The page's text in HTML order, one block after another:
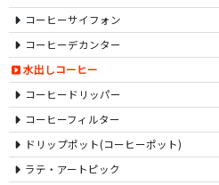
コーヒーサイフォン
コーヒーデカンター
水出しコーヒー
コーヒードリッパー
コーヒーフィルター
ドリップポット(コーヒーポット)
ラテ・アートピック